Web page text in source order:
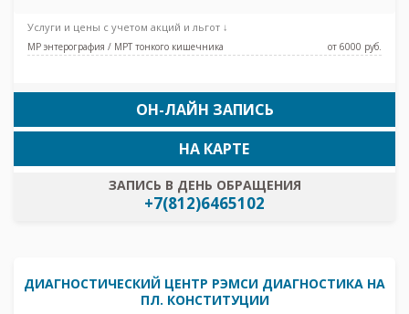
Услуги и цены с учетом акций и льгот ↓
МР энтерография / МРТ тонкого кишечника от 6000 pуб.
ОН-ЛАЙН ЗАПИСЬ
ЗАПИСЬ В ДЕНЬ ОБРАЩЕНИЯ
+7(812)6465102
НА КАРТЕ
ДИАГНОСТИЧЕСКИЙ ЦЕНТР РЭМСИ ДИАГНОСТИКА НА
ПЛ. КОНСТИТУЦИИ